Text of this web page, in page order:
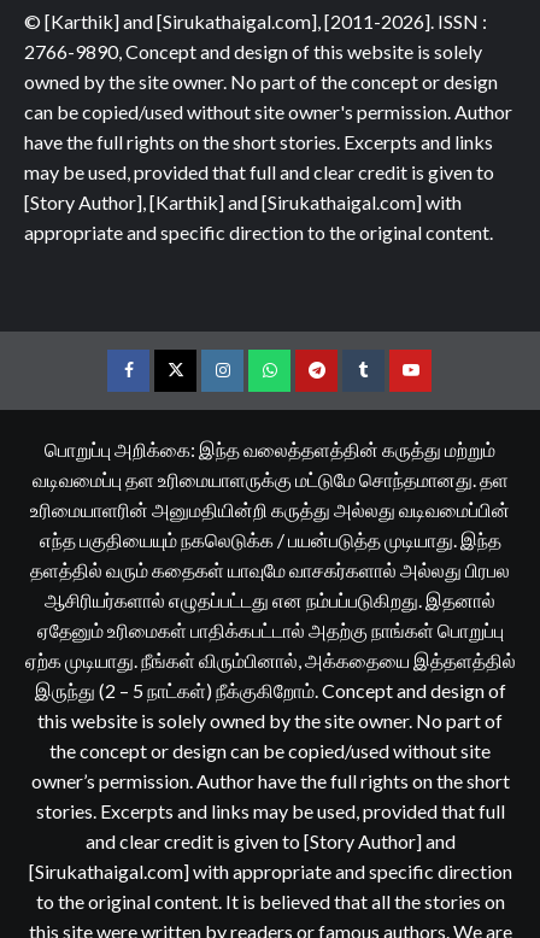
© [Karthik] and [Sirukathaigal.com], [2011-2026]. ISSN :
2766-9890, Concept and design of this website is solely
owned by the site owner. No part of the concept or design
can be copied/used without site owner's permission. Author
have the full rights on the short stories. Excerpts and links
may be used, provided that full and clear credit is given to
[Story Author], [Karthik] and [Sirukathaigal.com] with
appropriate and specific direction to the original content.
FacebookTwitterInstagramWhatsappTelegramTumblrYouTube
பொறுப்பு அறிக்கை: இந்த வலைத்தளத்தின் கருத்து மற்றும்
வடிவமைப்பு தள உரிமையாளருக்கு மட்டுமே சொந்தமானது. தள
உரிமையாளரின் அனுமதியின்றி கருத்து அல்லது வடிவமைப்பின்
எந்த பகுதியையும் நகலெடுக்க / பயன்படுத்த முடியாது. இந்த
தளத்தில் வரும் கதைகள் யாவுமே வாசகர்களால் அல்லது பிரபல
ஆசிரியர்களால் எழுதப்பட்டது என நம்பப்படுகிறது. இதனால்
ஏதேனும் உரிமைகள் பாதிக்கபட்டால் அதற்கு நாங்கள் பொறுப்பு
ஏற்க முடியாது. நீங்கள் விரும்பினால், அக்கதையை இத்தளத்தில்
இருந்து (2 – 5 நாட்கள்) நீக்குகிறோம். Concept and design of
this website is solely owned by the site owner. No part of
the concept or design can be copied/used without site
owner’s permission. Author have the full rights on the short
stories. Excerpts and links may be used, provided that full
and clear credit is given to [Story Author] and
[Sirukathaigal.com] with appropriate and specific direction
to the original content. It is believed that all the stories on
this site were written by readers or famous authors. We are